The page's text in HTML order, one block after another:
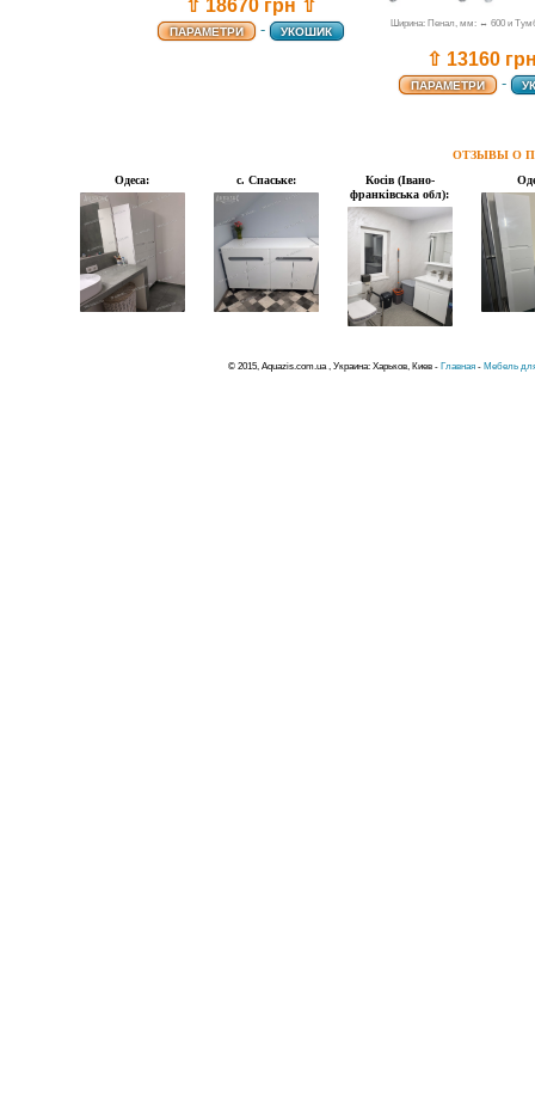
⇧ 18670 грн ⇧
ПАРАМЕТРИ - УКОШИК
Ширина: Пенал, мм: ↔ 600 и
⇧ 13160
ПАРАМЕТРИ -
ОТЗЫВЫ О
Одеса:
с. Спаське:
Косів (Івано-
франківська обл):
© 2015, Aquazis.com.ua , Украина: Харьков, Киев - Главная - Мебель